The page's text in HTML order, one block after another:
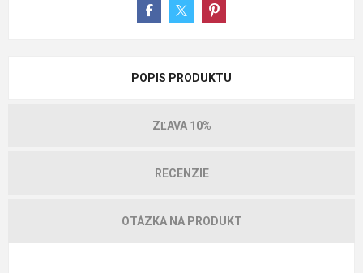
POPIS PRODUKTU
ZĽAVA 10%
RECENZIE
OTÁZKA NA PRODUKT